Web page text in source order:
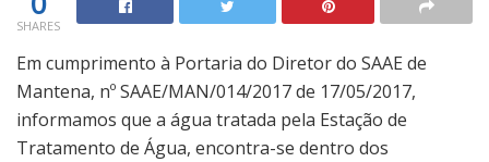
SHARES
Em cumprimento à Portaria do Diretor do SAAE de
Mantena, nº SAAE/MAN/014/2017 de 17/05/2017,
informamos que a água tratada pela Estação de
Tratamento de Água, encontra-se dentro dos